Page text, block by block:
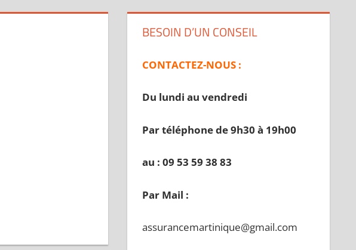
BESOIN D’UN CONSEIL
CONTACTEZ-NOUS :
Du lundi au vendredi
Par téléphone de 9h30 à 19h00
au : 09 53 59 38 83
Par Mail :
assurancemartinique@gmail.com